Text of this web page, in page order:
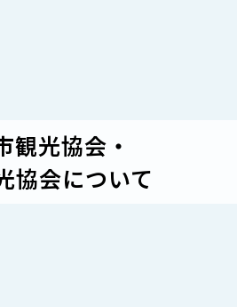
観光協会・
協会について